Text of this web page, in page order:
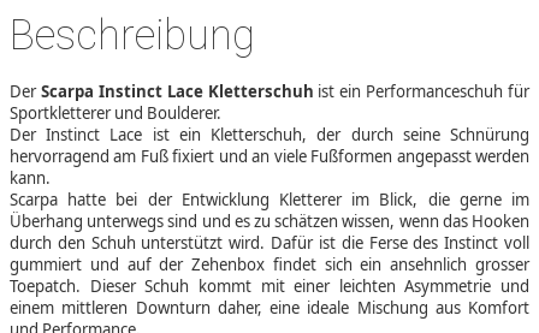
Beschreibung
DerScarpa Instinct Lace Kletterschuh ist ein Performanceschuh für
Sportkletterer und Boulderer.
Der Instinct Lace ist ein Kletterschuh, der durch seine Schnürung
hervorragend am Fuß fixiert und an viele Fußformen angepasst werden
kann.
Scarpa hatte bei der Entwicklung Kletterer im Blick, die gerne im
Überhang unterwegs sind und es zu schätzen wissen, wenn das Hooken
durch den Schuh unterstützt wird. Dafür ist die Ferse des Instinct voll
gummiert und auf der Zehenbox findet sich ein ansehnlich grosser
Toepatch. Dieser Schuh kommt mit einer leichten Asymmetrie und
einem mittleren Downturn daher, eine ideale Mischung aus Komfort